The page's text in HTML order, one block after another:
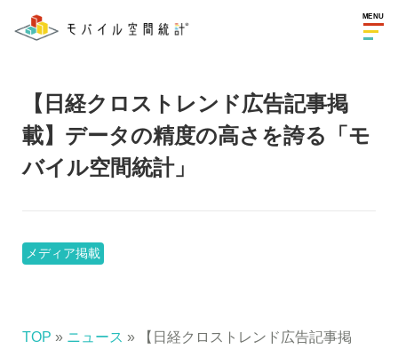
MENU
【日経クロストレンド広告記事掲
載】データの精度の高さを誇る「モ
バイル空間統計」
メディア掲載
TOP » ニュース » 【日経クロストレンド広告記事掲